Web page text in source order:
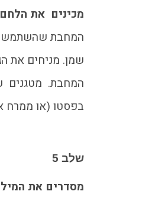
מכינים את הלחם
המחבת
שמן. מניחים את
המחבת. מטגנים
בפסטו (או ממרח
שלב 5
מסדרים את